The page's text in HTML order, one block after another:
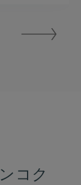
Next
コク